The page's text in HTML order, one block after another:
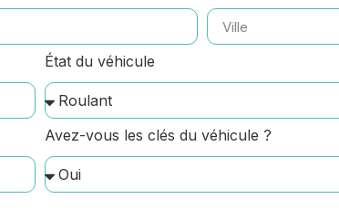
État du véhicule
Avez-vous les clés du véhicule ?